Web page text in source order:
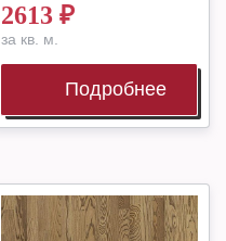
2613 ₽
за кв. м.
Подробнее